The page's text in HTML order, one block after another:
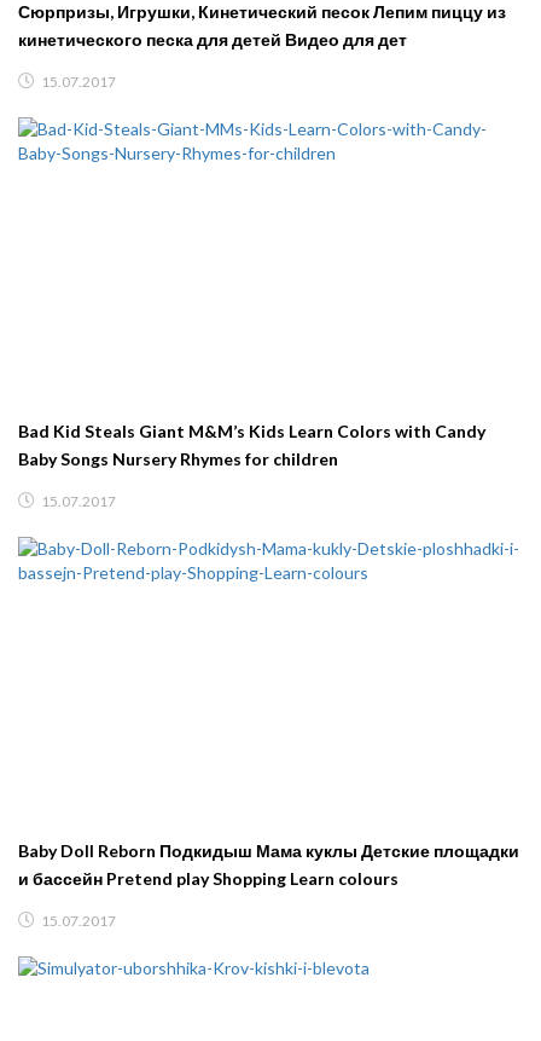
Сюрпризы, Игрушки, Кинетический песок Лепим пиццу из
кинетического песка для детей Видео для дет
15.07.2017
Bad Kid Steals Giant M&M’s Kids Learn Colors with Candy
Baby Songs Nursery Rhymes for children
15.07.2017
Baby Doll Reborn Подкидыш Мама куклы Детские площадки
и бассейн Pretend play Shopping Learn colours
15.07.2017